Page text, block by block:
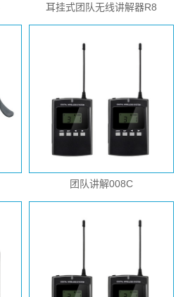
耳挂式团队无线讲解器R8
团队讲解008C